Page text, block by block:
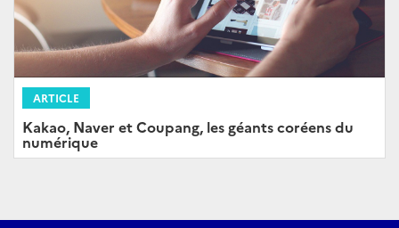
ARTICLE
Kakao, Naver et Coupang, les géants coréens du
numérique